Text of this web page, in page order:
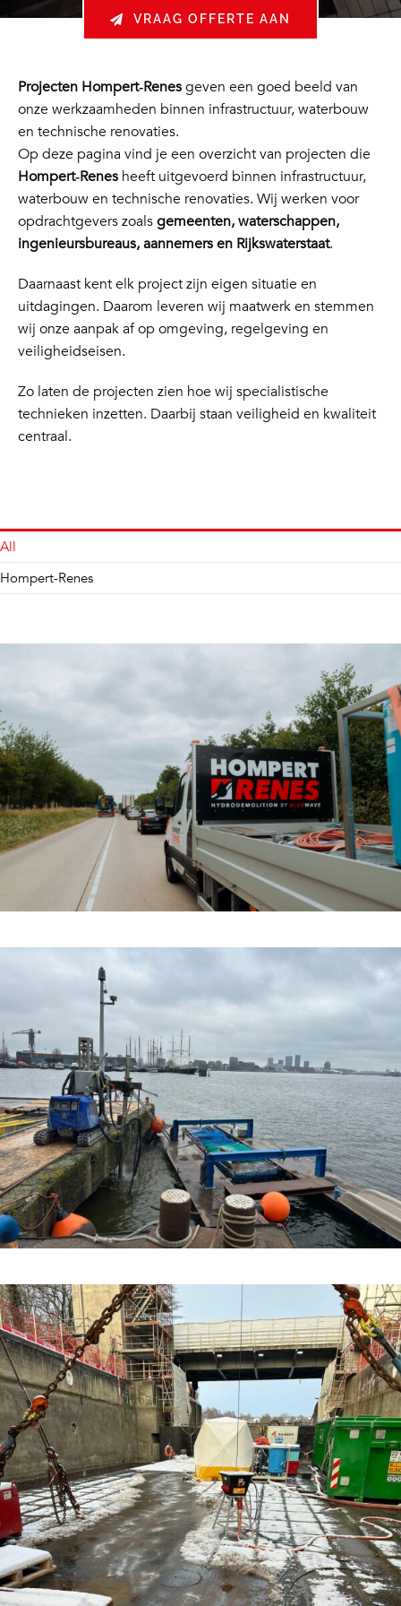
VRAAG OFFERTE AAN
Projecten Hompert‑Renesgeven een goed beeld van
onze werkzaamheden binnen infrastructuur, waterbouw
en technische renovaties.
Op deze pagina vind je een overzicht van projecten die
Hompert‑Renesheeft uitgevoerd binnen infrastructuur,
waterbouw en technische renovaties. Wij werken voor
opdrachtgevers zoalsgemeenten, waterschappen,
ingenieursbureaus, aannemers en Rijkswaterstaat.
Daarnaast kent elk project zijn eigen situatie en
uitdagingen. Daarom leveren wij maatwerk en stemmen
wij onze aanpak af op omgeving, regelgeving en
veiligheidseisen.
Zo laten de projecten zien hoe wij specialistische
technieken inzetten. Daarbij staan veiligheid en kwaliteit
centraal.
All
Hompert-Renes